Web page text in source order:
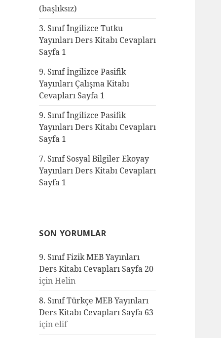
(başlıksız)
3. Sınıf İngilizce Tutku
Yayınları Ders Kitabı Cevapları
Sayfa 1
9. Sınıf İngilizce Pasifik
Yayınları Çalışma Kitabı
Cevapları Sayfa 1
9. Sınıf İngilizce Pasifik
Yayınları Ders Kitabı Cevapları
Sayfa 1
7. Sınıf Sosyal Bilgiler Ekoyay
Yayınları Ders Kitabı Cevapları
Sayfa 1
SON YORUMLAR
9. Sınıf Fizik MEB Yayınları
Ders Kitabı Cevapları Sayfa 20
içinHelin
8. Sınıf Türkçe MEB Yayınları
Ders Kitabı Cevapları Sayfa 63
için elif